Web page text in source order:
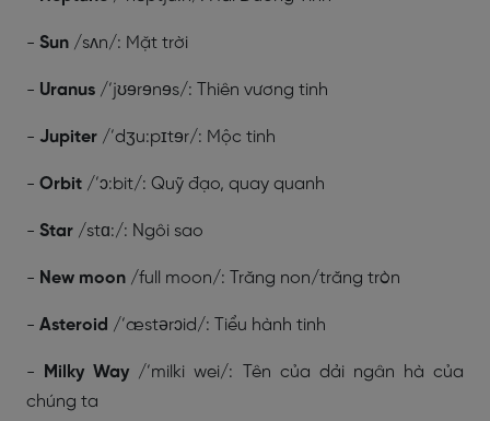
- Sun /sʌn/: Mặt trời
- Uranus /’jʊɘrɘnɘs/: Thiên vương tinh
- Jupiter /’dʒu:pɪtɘr/: Mộc tinh
- Orbit /’ɔ:bit/: Quỹ đạo, quay quanh
- Star /stɑ:/: Ngôi sao
- New moon /full moon/: Trăng non/trăng tròn
- Asteroid /’æstərɔid/: Tiểu hành tinh
- Milky Way /’milki wei/: Tên của dải ngân hà của
chúng ta